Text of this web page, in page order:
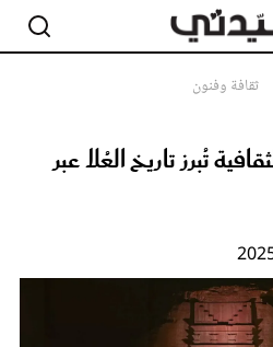
ثقافة وفنون
تُبرز تاريخ العُلا عبر